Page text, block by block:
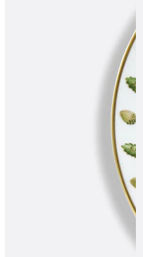
Принимаю условия
соглашением
Согласен(-на) получать